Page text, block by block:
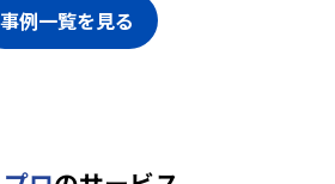
事例一覧を見る